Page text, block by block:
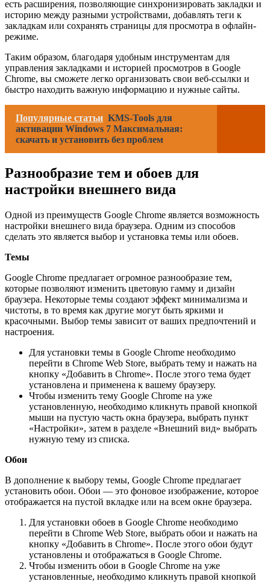
есть расширения, позволяющие синхронизировать закладки и
историю между разными устройствами, добавлять теги к
закладкам или сохранять страницы для просмотра в офлайн-
режиме.
Таким образом, благодаря удобным инструментам для
управления закладками и историей просмотров в Google
Chrome, вы сможете легко организовать свои веб-ссылки и
быстро находить важную информацию и нужные сайты.
Популярные статьи KMS-Tools для
активации Windows 7 Максимальная:
скачать и установить без проблем
Разнообразие тем и обоев для
настройки внешнего вида
Одной из преимуществ Google Chrome является возможность
настройки внешнего вида браузера. Одним из способов
сделать это является выбор и установка темы или обоев.
Темы
Google Chrome предлагает огромное разнообразие тем,
которые позволяют изменить цветовую гамму и дизайн
браузера. Некоторые темы создают эффект минимализма и
чистоты, в то время как другие могут быть яркими и
красочными. Выбор темы зависит от ваших предпочтений и
настроения.
Для установки темы в Google Chrome необходимо
перейти в Chrome Web Store, выбрать тему и нажать на
кнопку «Добавить в Chrome». После этого тема будет
установлена и применена к вашему браузеру.
Чтобы изменить тему Google Chrome на уже
установленную, необходимо кликнуть правой кнопкой
мыши на пустую часть окна браузера, выбрать пункт
«Настройки», затем в разделе «Внешний вид» выбрать
нужную тему из списка.
Обои
В дополнение к выбору темы, Google Chrome предлагает
установить обои. Обои — это фоновое изображение, которое
отображается на пустой вкладке или на всем окне браузера.
Для установки обоев в Google Chrome необходимо
перейти в Chrome Web Store, выбрать обои и нажать на
кнопку «Добавить в Chrome». После этого обои будут
установлены и отображаться в Google Chrome.
Чтобы изменить обои в Google Chrome на уже
установленные, необходимо кликнуть правой кнопкой